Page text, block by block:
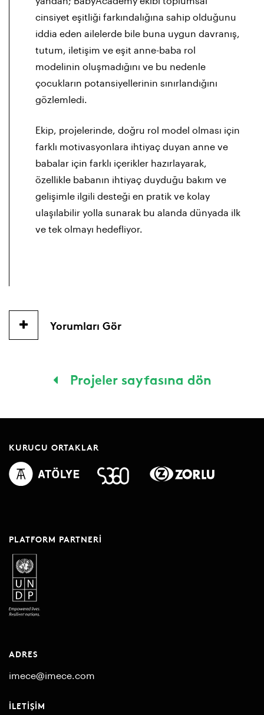
cinsiyet eşitliği farkındalığına sahip olduğunu
iddia eden ailelerde bile buna uygun davranış,
tutum, iletişim ve eşit anne-baba rol
modelinin oluşmadığını ve bu nedenle
çocukların potansiyellerinin sınırlandığını
gözlemledi.
Ekip, projelerinde, doğru rol model olması için
farklı motivasyonlara ihtiyaç duyan anne ve
babalar için farklı içerikler hazırlayarak,
özellikle babanın ihtiyaç duyduğu bakım ve
gelişimle ilgili desteği en pratik ve kolay
ulaşılabilir yolla sunarak bu alanda dünyada ilk
ve tek olmayı hedefliyor.
Yorumları Gör
Projeler sayfasına dön
KURUCU ORTAKLAR
PLATFORM PARTNERI
ADRES
imece@imece.com
İLETIŞIM